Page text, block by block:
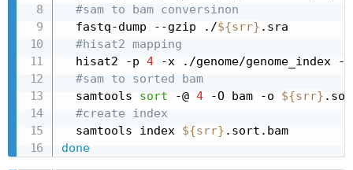
#sam to bam conversinon
  fastq-dump --gzip ./
${srr} .sra
#hisat2 mapping
  hisat2 -p
4 -x ./genome/genome_index -
#sam to sorted bam
  samtools
sort -@ 4 -O bam -o ${srr}
#create index
  samtools index
${srr}
done